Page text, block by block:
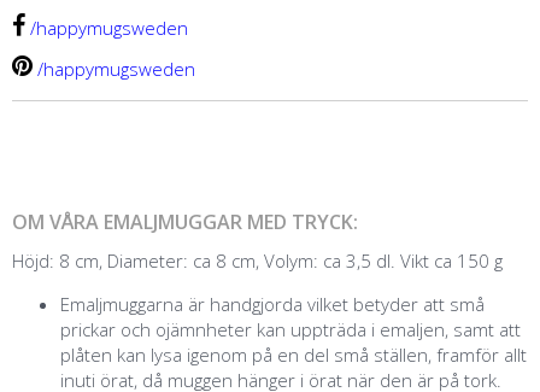
/happymugsweden
/happymugsweden
OM VÅRA EMALJMUGGAR MED TRYCK:
Höjd: 8 cm, Diameter: ca 8 cm, Volym: ca 3,5 dl. Vikt ca 150 g
Emaljmuggarna är handgjorda vilket betyder att små
prickar och ojämnheter kan uppträda i emaljen, samt att
plåten kan lysa igenom på en del små ställen, framför allt
inuti örat, då muggen hänger i örat när den är på tork.